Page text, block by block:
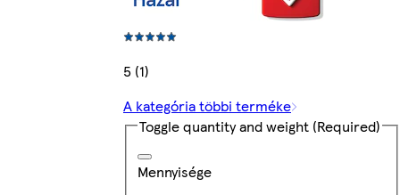
5 (1)
A kategória többi terméke
Toggle quantity and weight (Required)
Mennyisége